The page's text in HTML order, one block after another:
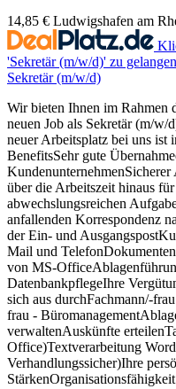
14,85 € Ludwigshafen am
'Sekretär (m/w/d)' zu gelangen
Sekretär (m/w/d)
Wir bieten Ihnen im Rahmen
neuen Job als Sekretär (m/
neuer Arbeitsplatz bei uns ist
BenefitsSehr gute
über die Arbeitszeit hinaus
abwechslungsreichen
anfallenden Korrespondenz
der Ein- und
Mail und
von MS-
DatenbankpflegeIhre
sich aus durchFachmann/-
frau -
verwaltenAuskünfte
Office)Textverarbeitung
Verhandlungssicher)Ihre